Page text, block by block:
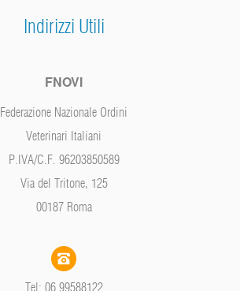
Indirizzi Utili
FNOVI
Federazione Nazionale Ordini
Veterinari Italiani
P.IVA/C.F. 96203850589
Via del Tritone, 125
00187 Roma
Tel: 06 99588122